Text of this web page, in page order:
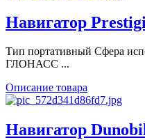
Навигатор
Тип портативный Сфера
ГЛОНАСС ...
Описание товара
Навигатор